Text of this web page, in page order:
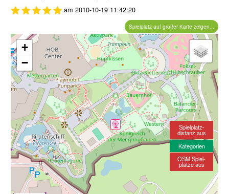
am 2010-10-19 11:42:20
Spielplatz auf großer Karte zeigen...
+
−
Spielplatz-
distanz aus
Kategorien
OSM Spiel-
plätze aus